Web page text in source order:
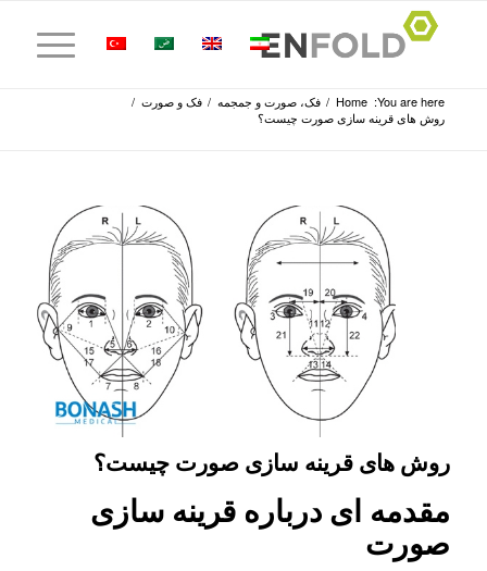
You are here:
Home
/ فک، صورت و جمجمه / فک و صورت /
روش‌ های قرینه‌ سازی صورت چیست؟
روش‌ های قرینه‌ سازی صورت چیست؟
مقدمه ای درباره قرینه سازی
صورت